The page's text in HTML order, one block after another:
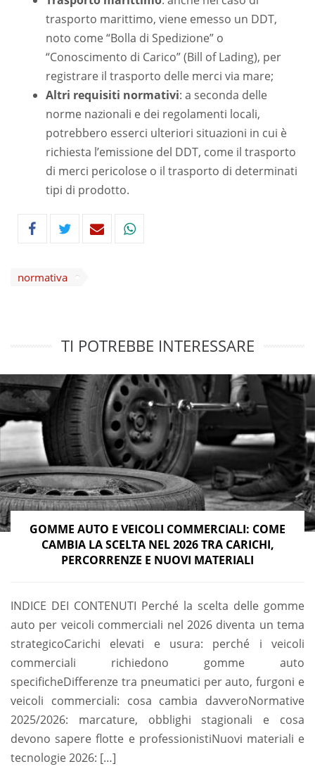
trasporto marittimo, viene emesso un DDT,
noto come “Bolla di Spedizione” o
“Conoscimento di Carico” (Bill of Lading), per
registrare il trasporto delle merci via mare;
Altri requisiti normativi: a seconda delle
norme nazionali e dei regolamenti locali,
potrebbero esserci ulteriori situazioni in cui è
richiesta l’emissione del DDT, come il trasporto
di merci pericolose o il trasporto di determinati
tipi di prodotto.
normativa
TI POTREBBE INTERESSARE
GOMME AUTO E VEICOLI COMMERCIALI: COME
CAMBIA LA SCELTA NEL 2026 TRA CARICHI,
PERCORRENZE E NUOVI MATERIALI
INDICE DEI CONTENUTI Perché la scelta delle gomme
auto per veicoli commerciali nel 2026 diventa un tema
strategicoCarichi elevati e usura: perché i veicoli
commerciali richiedono gomme auto
specificheDifferenze tra pneumatici per auto, furgoni e
veicoli commerciali: cosa cambia davveroNormative
2025/2026: marcature, obblighi stagionali e cosa
devono sapere flotte e professionistiNuovi materiali e
tecnologie 2026: […]